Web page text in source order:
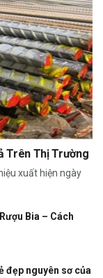
Trên Thị Trường
xuất hiện ngày
Bia – Cách
đẹp nguyên sơ của